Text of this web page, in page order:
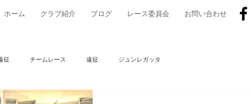
ホーム クラブ紹介 ブログ レース委員会 お問い合わせ
征 チームレース 遠征 ジュンレガッタ
山下杯 国際交流日本ジュニアヨットクラブ競技大会２０２４